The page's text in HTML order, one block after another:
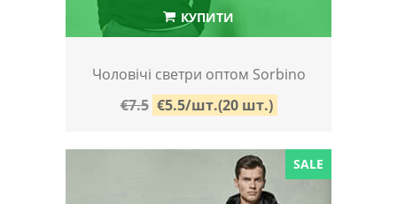
КУПИТИ
Чоловічі светри оптом Sorbino
€7.5 €5.5/шт.(20 шт.)
SALE